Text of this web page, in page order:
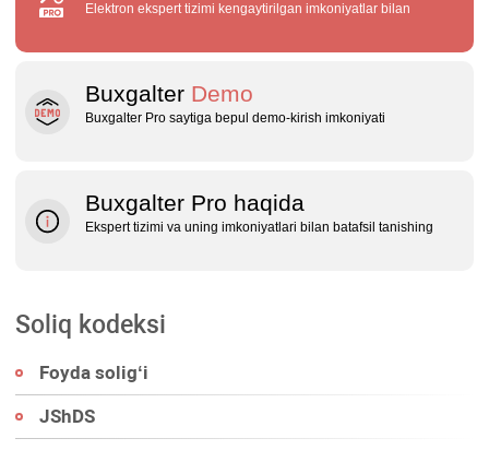
Elektron ekspert tizimi kengaytirilgan imkoniyatlar bilan
Buxgalter Demo
Buxgalter Pro saytiga bepul demo‑kirish imkoniyati
Buxgalter Pro haqida
Ekspert tizimi va uning imkoniyatlari bilan batafsil tanishing
Soliq kodeksi
Foyda soligʻi
JShDS